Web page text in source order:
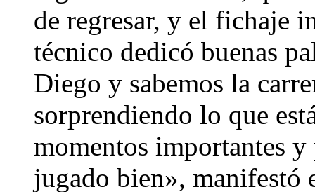
de regresar, y el fichaje
técnico dedicó buenas
Diego y sabemos la
sorprendiendo lo que
momentos importantes
jugado bien», manifestó